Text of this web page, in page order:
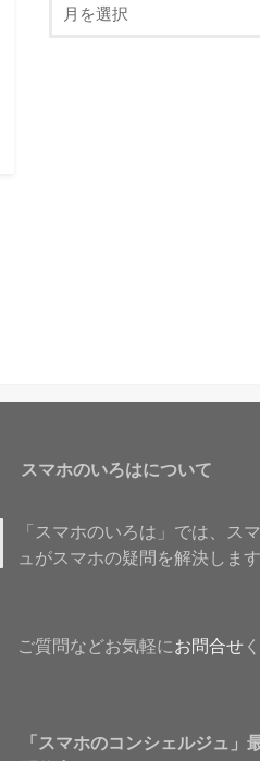
スマホのいろはについて
「スマホのいろは」では、ス
ュがスマホの疑問を解決します
ご質問などお気軽に お問合せ
「スマホのコンシェルジュ」